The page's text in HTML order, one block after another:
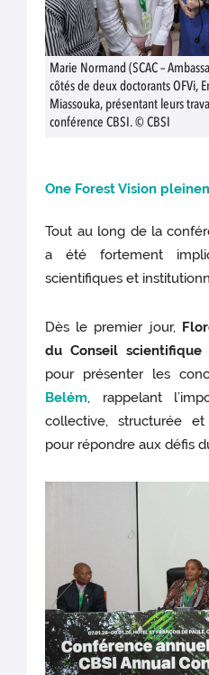
Marie Normand (SCAC –
côtés de deux doctorants OFVi,
Miassouka, présentant leurs
conférence CBSI. © CBSI
One Forest Vision
Tout au long de la
a été fortement
scientifiques et
Dès le premier jour,
du Conseil scientifique
pour présenter les
Belém, rappelant
collective, structurée
pour répondre aux défis